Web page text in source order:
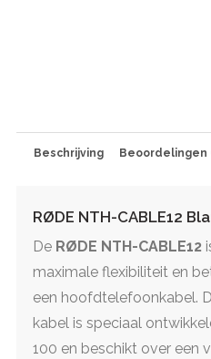
Beschrijving Beoordelingen
RØDE NTH-CABLE12
De RØDE NTH-CABLE12
maximale flexibiliteit en
een hoofdtelefoonkabel.
kabel is speciaal
100 en beschikt over een